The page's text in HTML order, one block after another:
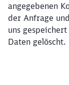
angegebenen
der Anfrage
uns
Daten gelöscht.